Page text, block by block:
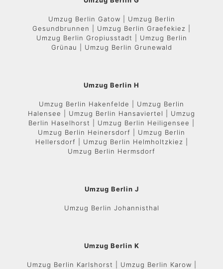
Umzug Berlin Gatow | Umzug Berlin
Gesundbrunnen | Umzug Berlin Graefekiez |
Umzug Berlin Gropiusstadt | Umzug Berlin
Grünau | Umzug Berlin Grunewald
Umzug Berlin H
Umzug Berlin Hakenfelde | Umzug Berlin
Halensee | Umzug Berlin Hansaviertel | Umzug
Berlin Haselhorst | Umzug Berlin Heiligensee |
Umzug Berlin Heinersdorf | Umzug Berlin
Hellersdorf | Umzug Berlin Helmholtzkiez |
Umzug Berlin Hermsdorf
Umzug Berlin J
Umzug Berlin Johannisthal
Umzug Berlin K
Umzug Berlin Karlshorst | Umzug Berlin Karow |